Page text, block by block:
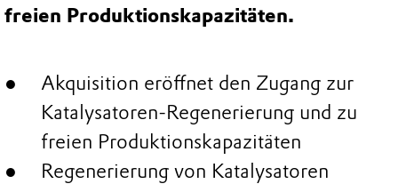
freien Produktionskapazitäten.
Akquisition eröffnet den Zugang zur
Katalysatoren-Regenerierung und zu
freien Produktionskapazitäten
Regenerierung von Katalysatoren